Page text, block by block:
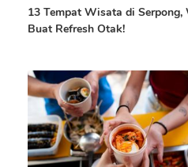
13 Tempat Wisata di
Buat Refresh Otak!